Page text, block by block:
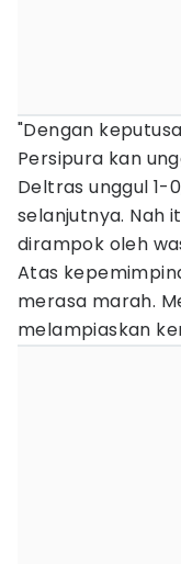
"Dengan
Persipura kan
Deltras unggul 1-
selanjutnya. Nah
dirampok oleh
Atas
merasa marah.
melampiaskan